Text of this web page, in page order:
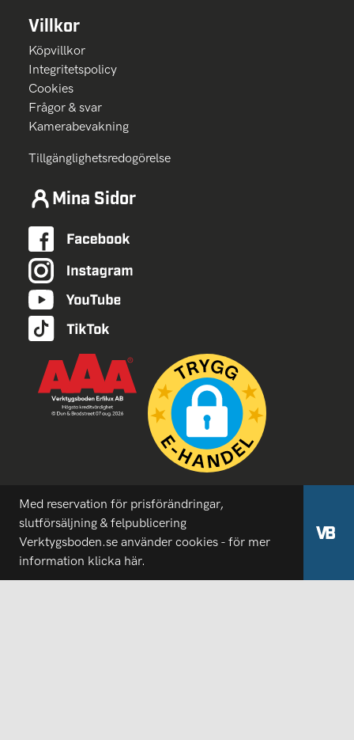
Villkor
Köpvillkor
Integritetspolicy
Cookies
Frågor & svar
Kamerabevakning
Tillgänglighetsredogörelse
Mina Sidor
Med reservation för prisförändringar,
slutförsäljning & felpublicering
Verktygsboden.se använder cookies - för mer
information klicka här.